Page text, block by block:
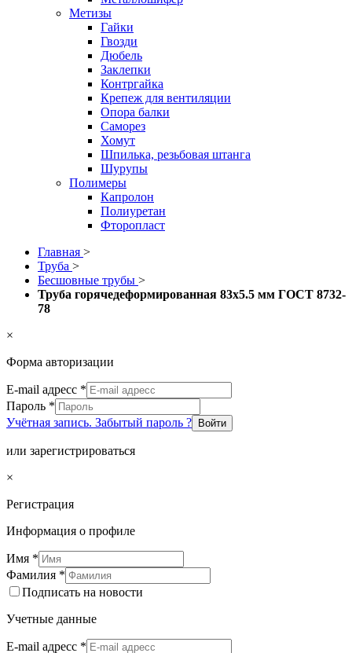
Метизы
Гайки
Гвозди
Дюбель
Заклепки
Контргайка
Крепеж для вентиляции
Опора балки
Саморез
Хомут
Шпилька, резьбовая штанга
Шурупы
Полимеры
Капролон
Полиуретан
Фторопласт
Главная >
Труба >
Бесшовные трубы >
Труба горячедеформированная 83х5.5 мм ГОСТ 8732-
78
×
Форма авторизации
E-mail адресс *
Пароль *
Учётная запись. Забытый пароль ?
Войти
или зарегистрироваться
×
Регистрация
Информация о профиле
Имя *
Фамилия *
Подписать на новости
Учетные данные
E-mail адресс *